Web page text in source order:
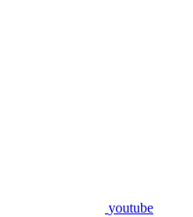
youtube